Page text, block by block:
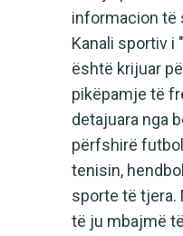
informacion të
Kanali sportiv i
është krijuar
pikëpamje të
detajuara nga
përfshirë
tenisin,
sporte të tjera.
të ju mbajmë